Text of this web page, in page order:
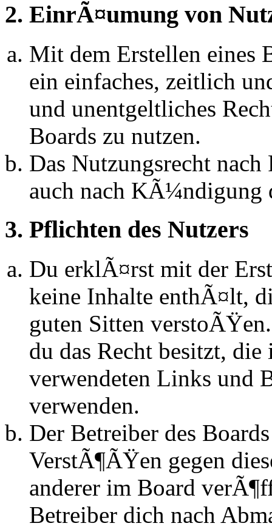
2. EinrÃ¤umung von
Mit dem Erstellen eines
ein einfaches, zeitlich
und unentgeltliches
Boards zu nutzen.
Das Nutzungsrecht
auch nach KÃ¼ndigung
3. Pflichten des Nutzers
Du erklÃ¤rst mit der
keine Inhalte enthÃ¤lt,
guten Sitten
du das Recht besitzt,
verwendeten Links und
verwenden.
Der Betreiber des
VerstÃ¶ÃŸen gegen
anderer im Board
Betreiber dich nach